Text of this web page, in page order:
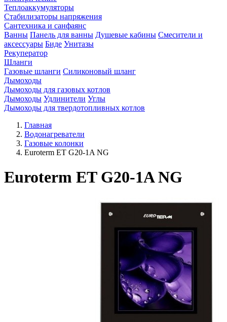
Теплоаккумуляторы
Стабилизаторы напряжения
Сантехника и санфаянс
Ванны Панель для ванны Душевые кабины Смесители и
аксессуары Биде Унитазы
Рекуператор
Шланги
Газовые шланги Силиконовый шланг
Дымоходы
Дымоходы для газовых котлов
Дымоходы Удлинители Углы
Дымоходы для твердотопливных котлов
Главная
Водонагреватели
Газовые колонки
Euroterm ET G20-1A NG
Euroterm ET G20-1A NG